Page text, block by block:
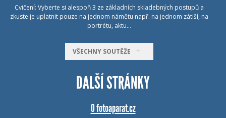
Cvičení: Vyberte si alespoň 3 ze základních skladebných postupů a
zkuste je uplatnit pouze na jednom námětu např. na jednom zátiší, na
portrétu, aktu…
VŠECHNY SOUTĚŽE
DALŠÍ STRÁNKY
O fotoaparat.cz